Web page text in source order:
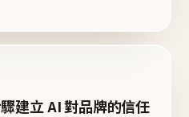
建立 AI 對品牌的信任